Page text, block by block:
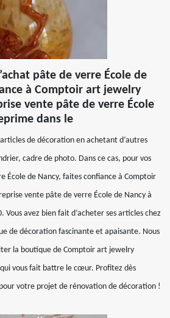
pâte de verre École de
à Comptoir art jewelry
vente pâte de verre École
dans le
de décoration en achetant d’autres
cadre de photo. Dans ce cas, pour vos
École de Nancy, faites confiance à Comptoir
vente pâte de verre École de Nancy à
Vous avez bien fait d’acheter ses articles chez
de décoration fascinante et apaisante. Nous
la boutique de Comptoir art jewelry
vous fait battre le cœur. Profitez dès
votre projet de rénovation de décoration !